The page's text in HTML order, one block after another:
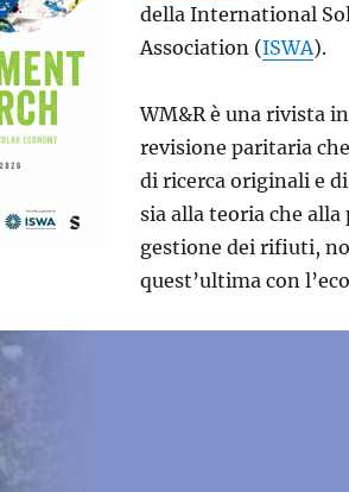
della International
Association (ISWA).
WM&R è una rivista
revisione paritaria
di ricerca originali e
sia alla teoria che alla
gestione dei rifiuti,
quest’ultima con